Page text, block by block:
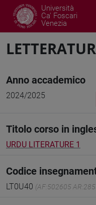
Università
Ca' Foscari
Venezia
Anno accademico
2024/2025
Titolo corso in
URDU LITERATURE 1
Codice
LT0U40 (AF:502605